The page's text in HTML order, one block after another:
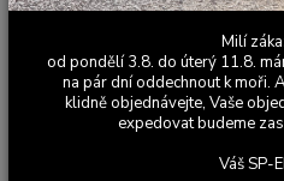
Krytka ovladače
Felicia - ovladač
Milí
od pondělí 3.8. do úterý 11.8.
na pár dní oddechnout k moři.
klidně objednávejte, Vaše
expedovat budeme
Váš SP-